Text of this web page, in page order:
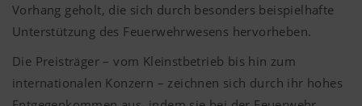
Vorhang geholt, die sich durch besonders beispielhafte
Unterstützung des Feuerwehrwesens hervorheben.
Die Preisträger – vom Kleinstbetrieb bis hin zum
internationalen Konzern – zeichnen sich durch ihr hohes